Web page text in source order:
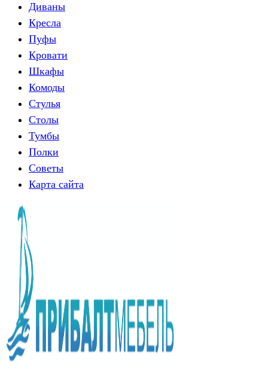
Диваны
Кресла
Пуфы
Кровати
Шкафы
Комоды
Стулья
Столы
Тумбы
Полки
Советы
Карта сайта